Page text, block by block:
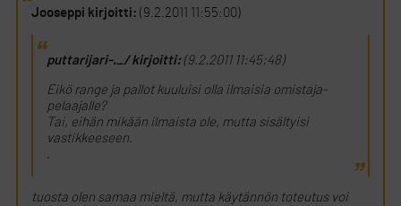
Jooseppi kirjoitti: (9.2.2011 11:55:00)
puttarijari-._/ kirjoitti:(9.2.2011 11:45:48)
Eikö range ja pallot kuuluisi olla ilmaisia omistaja-
pelaajalle?
Tai, eihän mikään ilmaista ole, mutta sisältyisi
vastikkeeseen.
.
tuosta olen samaa mieltä, mutta käytännön toteutus voi